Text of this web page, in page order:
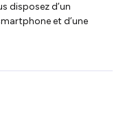
disposez d’un
et d’une